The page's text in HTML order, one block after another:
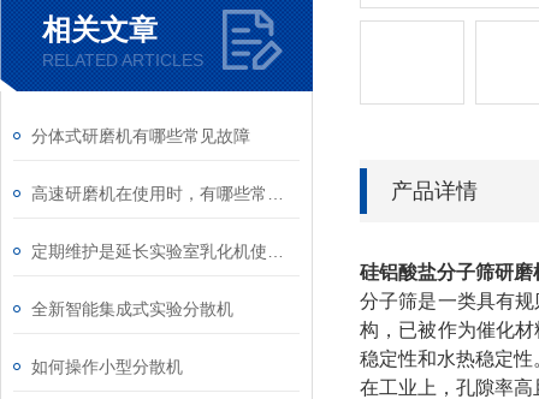
相关文章
RELATED ARTICLES
分体式研磨机有哪些常见故障
全新智能集成式实验分散机
如何操作小型分散机
产品详情
硅铝酸盐分子筛研磨
分子筛是一类具有
构，已被作为催化
稳定性和水热稳定性
在工业上，孔隙率